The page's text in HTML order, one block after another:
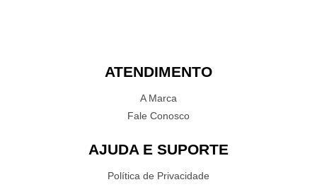
ATENDIMENTO
A Marca
Fale Conosco
AJUDA E SUPORTE
Política de Privacidade